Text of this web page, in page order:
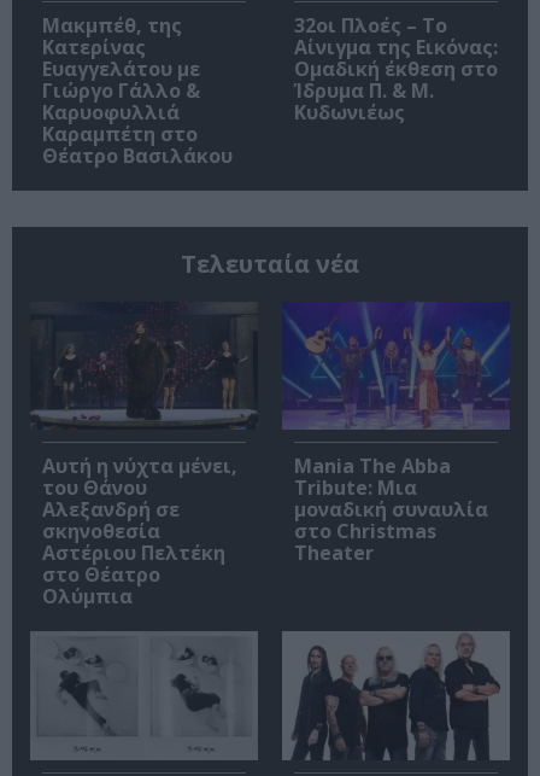
Μακμπέθ, της
Κατερίνας
Ευαγγελάτου με
Γιώργο Γάλλο &
Καρυοφυλλιά
Καραμπέτη στο
Θέατρο Βασιλάκου
32οι Πλοές – Το
Αίνιγμα της Εικόνας:
Ομαδική έκθεση στο
Ίδρυμα Π. & Μ.
Κυδωνιέως
Τελευταία νέα
Αυτή η νύχτα μένει,
του Θάνου
Αλεξανδρή σε
σκηνοθεσία
Αστέριου Πελτέκη
στο Θέατρο
Ολύμπια
Mania The Abba
Tribute: Μια
μοναδική συναυλία
στο Christmas
Theater